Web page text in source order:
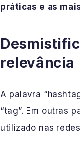
práticas e as
relevância
A palavra
“tag”. Em outras
utilizado nas